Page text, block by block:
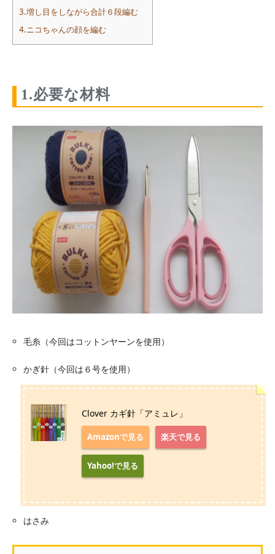
3.増し目をしながら合計６段編む
4.ニコちゃんの顔を編む
1.必要な材料
毛糸（今回はコットンヤーンを使用）
かぎ針（今回は６号を使用）
Clover カギ針「アミュレ」
Amazonで見る 楽天で見る
Yahoo!で見る
はさみ